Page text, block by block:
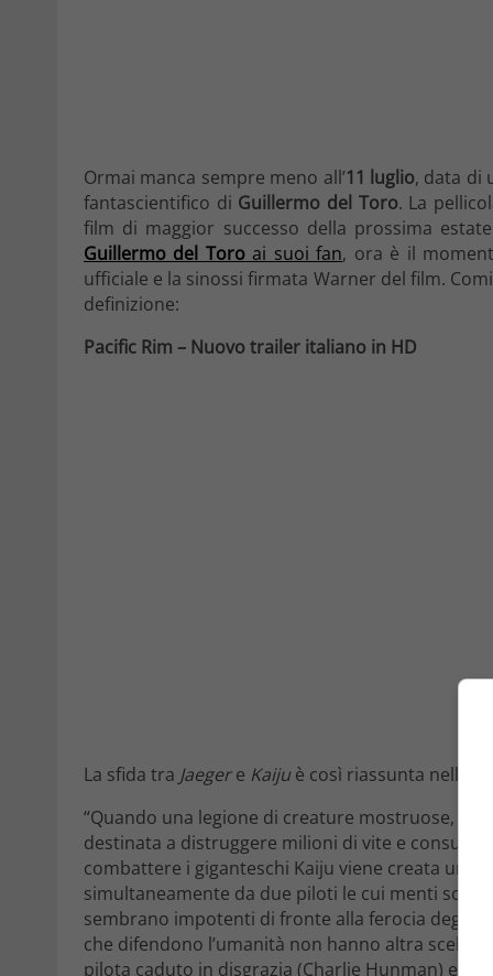
Ormai manca sempre meno all’11 luglio, data di
fantascientifico di Guillermo del Toro. La
film di maggior successo della prossima
Guillermo del Toroai suoi fan, ora è il
ufficiale e la sinossi firmata Warner del film.
definizione:
Pacific Rim – Nuovo trailer italiano in HD
La sfida tra Jaegere Kaiju è così riassunta nella
“Quando una legione di creature mostruose,
destinata a distruggere milioni di vite e
combattere i giganteschi Kaiju viene creata
simultaneamente da due piloti le cui menti sono
sembrano impotenti di fronte alla ferocia degli
che difendono l’umanità non hanno altra scelta
pilota caduto in disgrazia (Charlie Hunman) e